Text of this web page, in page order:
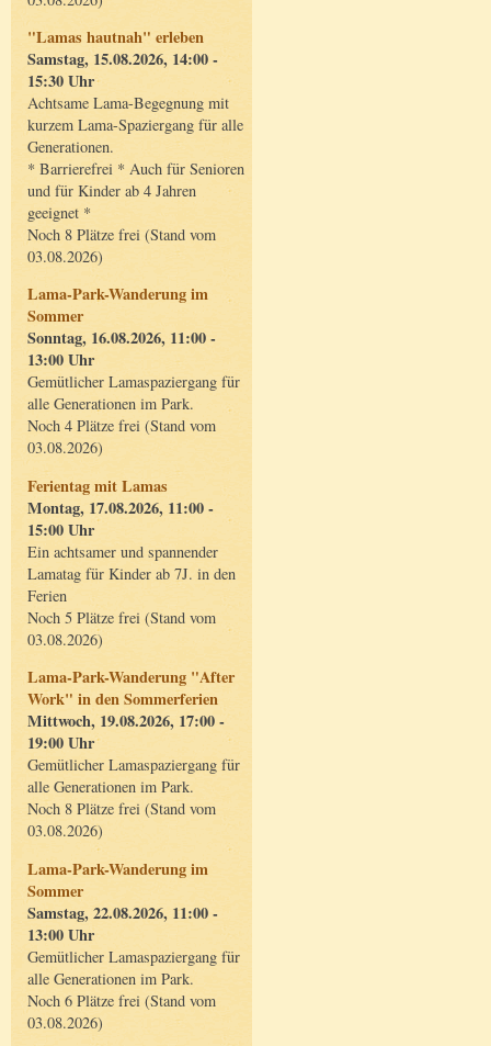
"Lamas hautnah" erleben
Samstag, 15.08.2026, 14:00 -
15:30 Uhr
Achtsame Lama-Begegnung mit
kurzem Lama-Spaziergang für alle
Generationen.
* Barrierefrei * Auch für Senioren
und für Kinder ab 4 Jahren
geeignet *
Noch 8 Plätze frei (Stand vom
03.08.2026)
Lama-Park-Wanderung im
Sommer
Sonntag, 16.08.2026, 11:00 -
13:00 Uhr
Gemütlicher Lamaspaziergang für
alle Generationen im Park.
Noch 4 Plätze frei (Stand vom
03.08.2026)
Ferientag mit Lamas
Montag, 17.08.2026, 11:00 -
15:00 Uhr
Ein achtsamer und spannender
Lamatag für Kinder ab 7J. in den
Ferien
Noch 5 Plätze frei (Stand vom
03.08.2026)
Lama-Park-Wanderung "After
Work" in den Sommerferien
Mittwoch, 19.08.2026, 17:00 -
19:00 Uhr
Gemütlicher Lamaspaziergang für
alle Generationen im Park.
Noch 8 Plätze frei (Stand vom
03.08.2026)
Lama-Park-Wanderung im
Sommer
Samstag, 22.08.2026, 11:00 -
13:00 Uhr
Gemütlicher Lamaspaziergang für
alle Generationen im Park.
Noch 6 Plätze frei (Stand vom
03.08.2026)